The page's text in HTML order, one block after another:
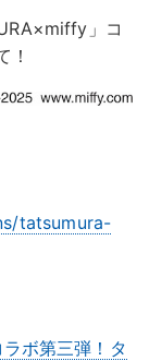
」コ
！
tatsumura-
ボ第三弾！タ